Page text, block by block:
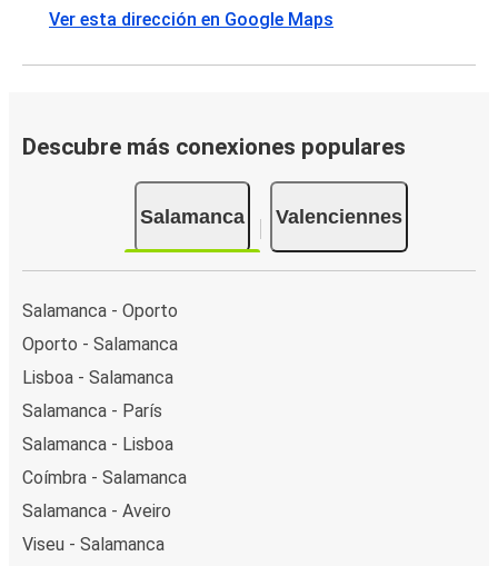
Ver esta dirección en Google Maps
Descubre más conexiones populares
Salamanca Valenciennes
Salamanca - Oporto
Oporto - Salamanca
Lisboa - Salamanca
Salamanca - París
Salamanca - Lisboa
Coímbra - Salamanca
Salamanca - Aveiro
Viseu - Salamanca